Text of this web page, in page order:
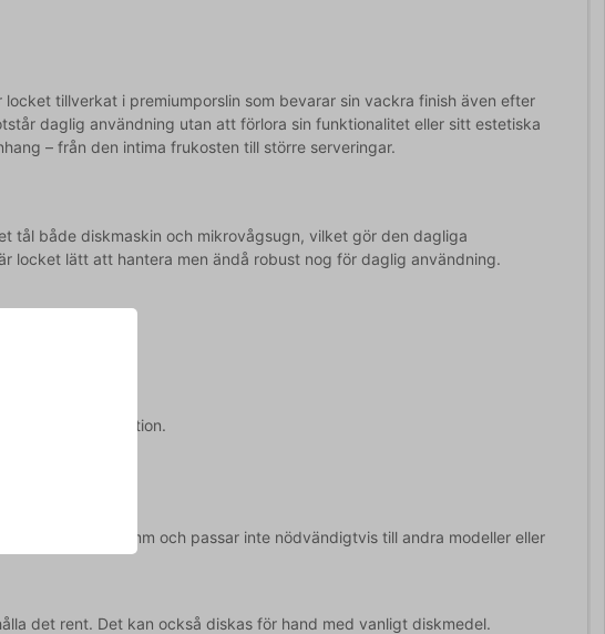
tillverkat i premiumporslin som bevarar sin vackra finish även efter
daglig användning utan att förlora sin funktionalitet eller sitt estetiska
– från den intima frukosten till större serveringar.
tål både diskmaskin och mikrovågsugn, vilket gör den dagliga
locket lätt att hantera men ändå robust nog för daglig användning.
design
för mer information.
på 65 mm och passar inte nödvändigtvis till andra modeller eller
det rent. Det kan också diskas för hand med vanligt diskmedel.